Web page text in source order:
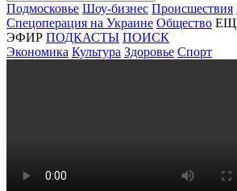
Подмосковье Шоу-бизнес Происшествия
Спецоперация на Украине Общество
ЭФИР ПОДКАСТЫ ПОИСК
Экономика Культура Здоровье Спорт